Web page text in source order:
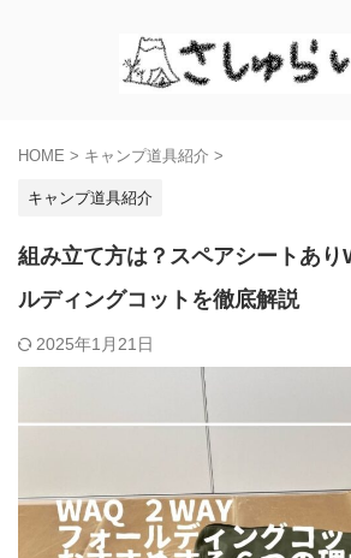
HOME > キャンプ道具紹介 >
キャンプ道具紹介
組み立て方は？スペアシートあ
ルディングコットを徹底解説
2025年1月21日